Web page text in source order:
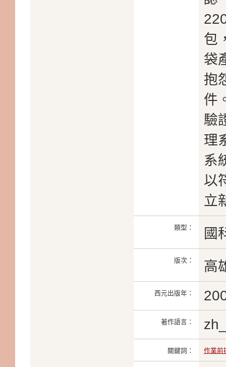
包
袋
抱
件
驗
理
系
以
立
類型： 國
版次： 高
西元出版年：
著作語言：
關鍵詞： 作業前